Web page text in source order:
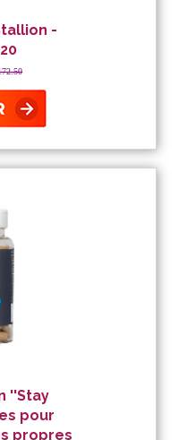
-
''Stay
pour
propres